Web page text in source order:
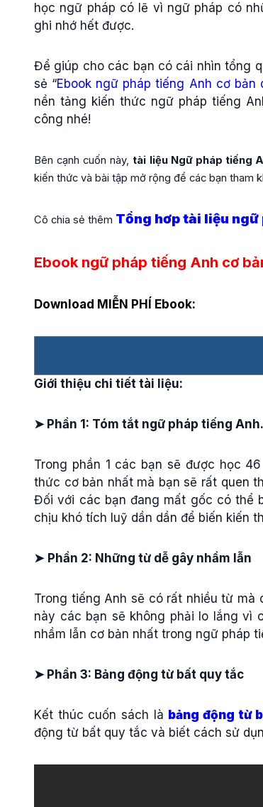
học ngữ pháp có lẽ vì ngữ pháp có
ghi nhớ hết được.
Để giúp cho các bạn có cái nhìn tổng
sẻ “Ebook ngữ pháp tiếng Anh cơ
nền tảng kiến thức ngữ pháp tiếng
công nhé!
Bên cạnh cuốn này,tài liệu Ngữ pháp tiếng
kiến thức và bài tập mở rộng để các bạn tham
Cô chia sẻ thêm Tổng hơp tài liệu ngữ
Ebook ngữ pháp tiếng Anh cơ
Download MIỄN PHÍ Ebook:
Giới thiệu chi tiết tài liệu:
➤ Phần 1: Tóm tắt ngữ pháp tiếng Anh.
Trong phần 1 các bạn sẽ được học
thức cơ bản nhất mà bạn sẽ rất quen
Đối với các bạn đang mất gốc có thể
chịu khó tích luỹ dần dần để biến kiến
➤ Phần 2: Những từ dễ gây nhầm lẫn
Trong tiếng Anh sẽ có rất nhiều từ
này các bạn sẽ không phải lo lắng vì
nhầm lẫn cơ bản nhất trong ngữ pháp
➤ Phần 3: Bảng động từ bất quy tắc
Kết thúc cuốn sách là bảng động từ
động từ bất quy tắc và biết cách sử